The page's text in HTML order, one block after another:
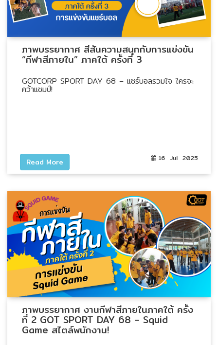
Center
Customer
ภาพบรรยากาศ สีสันความสนุกกับการแข่งขัน
“กีฬาสีภายใน” ภาคใต้ ครั้งที่ 3
GOTCORP SPORT DAY 68 – แชร์บอลรวมใจ ใครจะ
คว้าแชมป์!
Read More 16 Jul 2025
ภาพบรรยากาศ งานกีฬาสีภายในภาคใต้ ครั้ง
ที่ 2 GOT SPORT DAY 68 – Squid
Game สไตล์พนักงาน!